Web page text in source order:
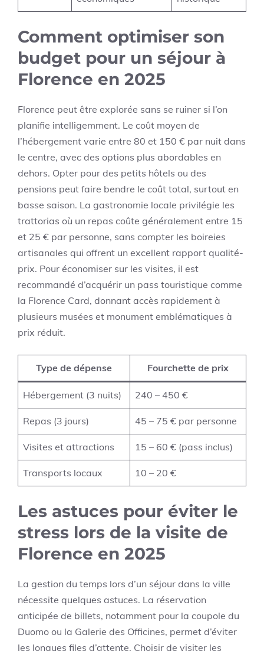
Comment optimiser son
budget pour un séjour à
Florence en 2025
Florence peut être explorée sans se ruiner si l’on
planifie intelligemment. Le coût moyen de
l’hébergement varie entre 80 et 150 € par nuit dans
le centre, avec des options plus abordables en
dehors. Opter pour des petits hôtels ou des
pensions peut faire bendre le coût total, surtout en
basse saison. La gastronomie locale privilégie les
trattorias où un repas coûte généralement entre 15
et 25 € par personne, sans compter les boireies
artisanales qui offrent un excellent rapport qualité-
prix. Pour économiser sur les visites, il est
recommandé d’acquérir un pass touristique comme
la Florence Card, donnant accès rapidement à
plusieurs musées et monument emblématiques à
prix réduit.
Type de dépense Fourchette de prix
Hébergement (3 nuits) 240 – 450 €
Repas (3 jours) 45 – 75 € par personne
Visites et attractions 15 – 60 € (pass inclus)
Transports locaux 10 – 20 €
Les astuces pour éviter le
stress lors de la visite de
Florence en 2025
La gestion du temps lors d’un séjour dans la ville
nécessite quelques astuces. La réservation
anticipée de billets, notamment pour la coupole du
Duomo ou la Galerie des Officines, permet d’éviter
les longues files d’attente. Choisir de visiter les